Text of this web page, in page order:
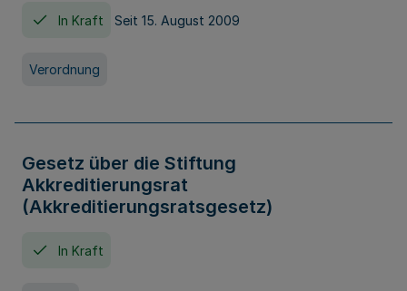
In Kraft Seit 15. August 2009
Verordnung
Gesetz über die Stiftung
Akkreditierungsrat
(Akkreditierungsratsgesetz)
In Kraft